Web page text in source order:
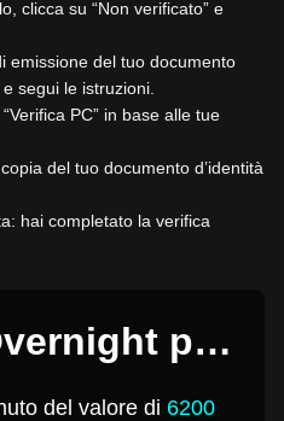
clicca su “Non verificato” e
emissione del tuo documento
segui le istruzioni.
PC” in base alle tue
del tuo documento d’identità
hai completato la verifica
per
del valore di 6200